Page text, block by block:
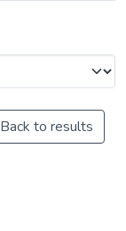
Back to results